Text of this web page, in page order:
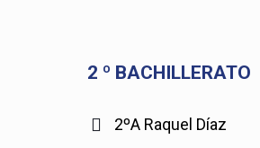
2 º BACHILLERATO
2ºA Raquel Díaz